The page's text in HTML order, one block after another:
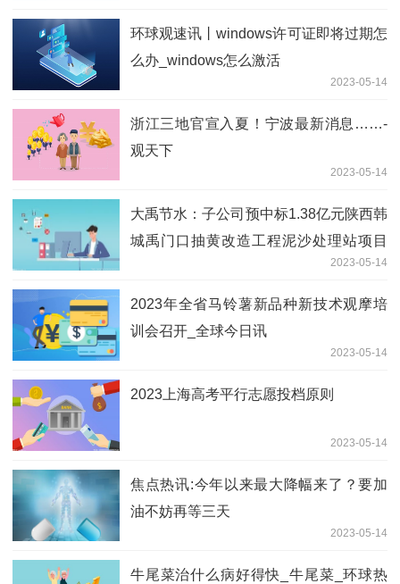
环球观速讯丨windows许可证即将过期怎
么办_windows怎么激活
2023-05-14
浙江三地官宣入夏！宁波最新消息……-
观天下
2023-05-14
大禹节水：子公司预中标1.38亿元陕西韩
城禹门口抽黄改造工程泥沙处理站项目
2023-05-14
2023年全省马铃薯新品种新技术观摩培
训会召开_全球今日讯
2023-05-14
2023上海高考平行志愿投档原则
2023-05-14
焦点热讯:今年以来最大降幅来了？要加
油不妨再等三天
2023-05-14
牛尾菜治什么病好得快_牛尾菜_环球热